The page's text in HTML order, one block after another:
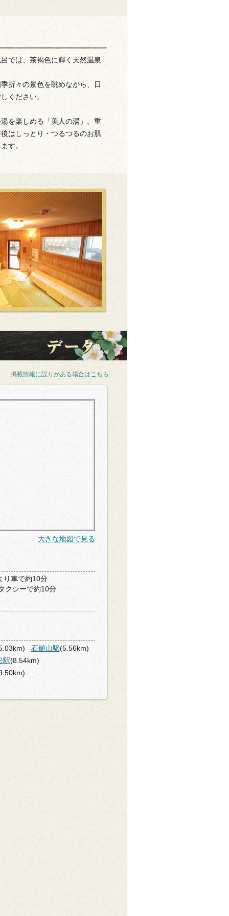
では、茶褐色に輝く天然温泉
折々の景色を眺めながら、日
ください。
を楽しめる「美人の湯」。重
はしっとり・つるつるのお肌
す。
掲載情報に誤りがある場合はこちら
大きな地図で見る
り車で約10分
クシーで約10分
石鎚山駅(5.56km)
駅(8.54km)